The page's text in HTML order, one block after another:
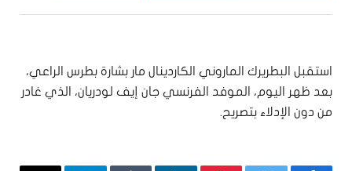
استقبل البطريرك الماروني الكاردينال مار بشارة بطرس الراعي،
بعد ظهر اليوم، الموفد الفرنسي جان إيف لودريان، الذي غادر
من دون الإدلاء بتصريح.